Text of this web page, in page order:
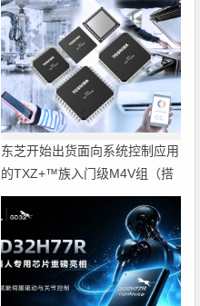
东芝开始出货面向系统控制应用
的TXZ+™族入门级M4V组（搭
载Arm Cortex‑M4内核的标准微
控制器）工程样品